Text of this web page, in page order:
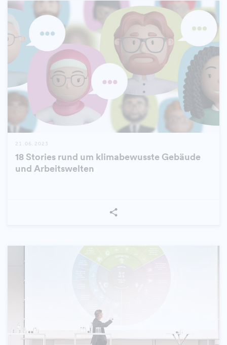
21.06.2023
18 Stories rund um klimabewusste Gebäude
und Arbeitswelten